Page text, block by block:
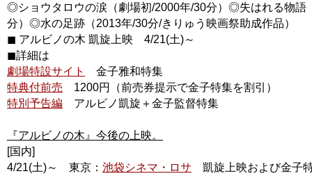
◎ショウタロウの涙（劇場初/2000年/30分）◎失はれる物語
分）◎水の足跡（2013年/30分/きりゅう映画祭助成作品）
◼︎ アルビノの木 凱旋上映 4/21(土)～
◼︎詳細は
劇場特設サイト
金子雅和特集
特典付前売 1200円（前売券提示で金子特集を割引）
特別予告編 アルビノ凱旋＋金子監督特集
『アルビノの木』今後の上映。
[国内]
4/21(土)～ 東京： 池袋シネマ・ロサ 凱旋上映および金子